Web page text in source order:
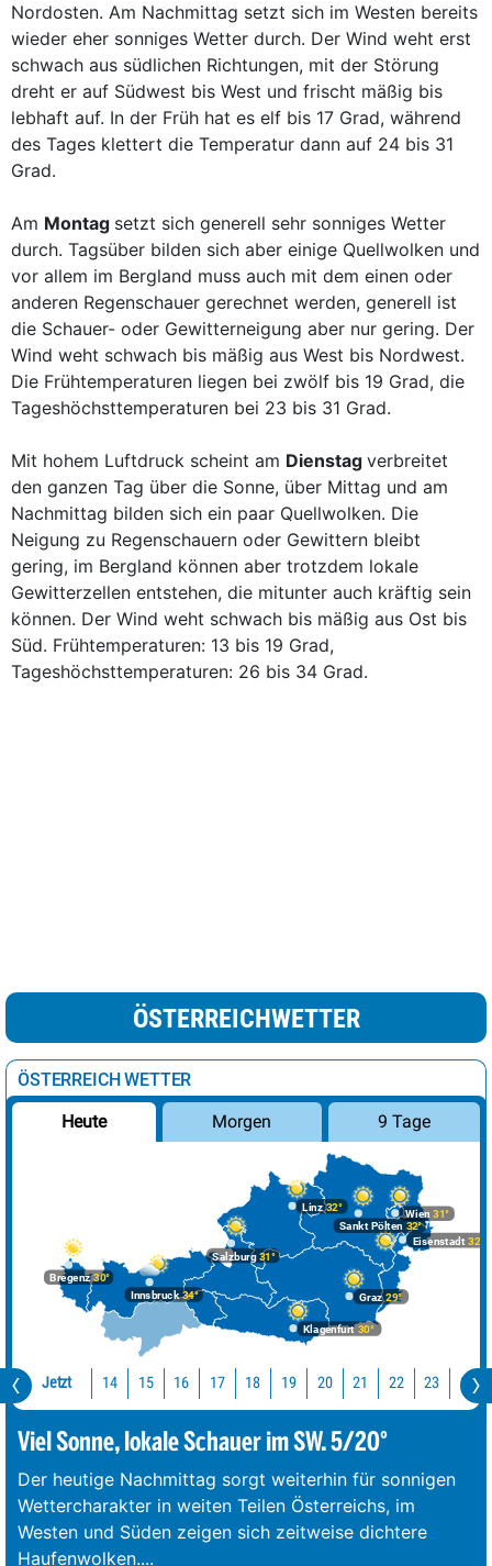
Nordosten. Am Nachmittag setzt sich im Westen bereits
wieder eher sonniges Wetter durch. Der Wind weht erst
schwach aus südlichen Richtungen, mit der Störung
dreht er auf Südwest bis West und frischt mäßig bis
lebhaft auf. In der Früh hat es elf bis 17 Grad, während
des Tages klettert die Temperatur dann auf 24 bis 31
Grad.
Am Montag setzt sich generell sehr sonniges Wetter
durch. Tagsüber bilden sich aber einige Quellwolken und
vor allem im Bergland muss auch mit dem einen oder
anderen Regenschauer gerechnet werden, generell ist
die Schauer- oder Gewitterneigung aber nur gering. Der
Wind weht schwach bis mäßig aus West bis Nordwest.
Die Frühtemperaturen liegen bei zwölf bis 19 Grad, die
Tageshöchsttemperaturen bei 23 bis 31 Grad.
Mit hohem Luftdruck scheint am Dienstag verbreitet
den ganzen Tag über die Sonne, über Mittag und am
Nachmittag bilden sich ein paar Quellwolken. Die
Neigung zu Regenschauern oder Gewittern bleibt
gering, im Bergland können aber trotzdem lokale
Gewitterzellen entstehen, die mitunter auch kräftig sein
können. Der Wind weht schwach bis mäßig aus Ost bis
Süd. Frühtemperaturen: 13 bis 19 Grad,
Tageshöchsttemperaturen: 26 bis 34 Grad.
ÖSTERREICHWETTER
ÖSTERREICH WETTER
Heute Morgen 9 Tage
Bregenz30°
Graz29°
Innsbruck34°
Klagenfurt 30°
Linz32°
Salzburg31°
Wien 31°
Eisenstadt 32°
Sankt Pölten 32°
Jetzt 14 15 16 17 18 19 20 21 22 23 0
Viel Sonne, lokale Schauer im SW. 5/20°
Der heutige Nachmittag sorgt weiterhin für sonnigen
Wettercharakter in weiten Teilen Österreichs, im
Westen und Süden zeigen sich zeitweise dichtere
Haufenwolken....